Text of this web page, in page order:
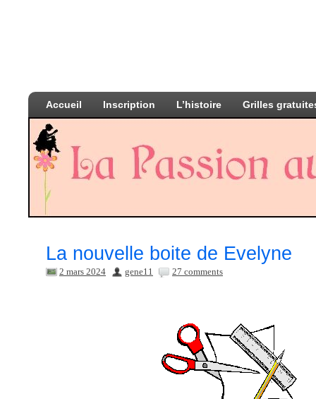
Accueil Inscription L’histoire Grilles
La nouvelle boite de Evelyne
2 mars 2024 gene11 27 comments